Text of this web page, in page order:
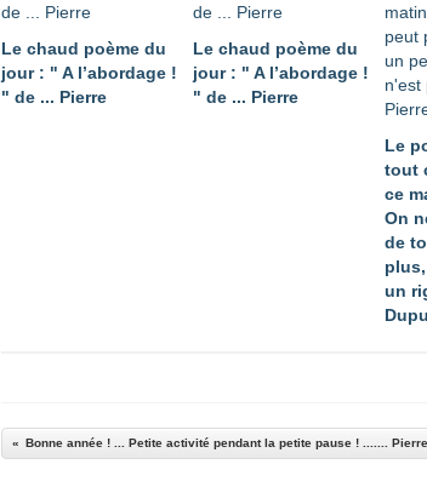
Le chaud poème du
jour : " A l’abordage !
" de ... Pierre
Le chaud poème du
jour : " A l’abordage !
" de ... Pierre
Le
tout
ce
On
de
un
Bonne année ! ... Petite activité pendant la petite pause ! .......